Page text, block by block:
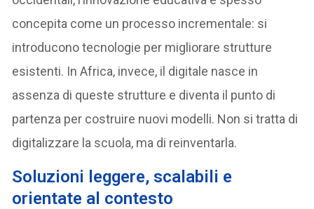
concepita come un processo incrementale: si
introducono tecnologie per migliorare strutture
esistenti. In Africa, invece, il digitale nasce in
assenza di queste strutture e diventa il punto di
partenza per costruire nuovi modelli. Non si tratta di
digitalizzare la scuola, ma di reinventarla.
Soluzioni leggere, scalabili e
orientate al contesto